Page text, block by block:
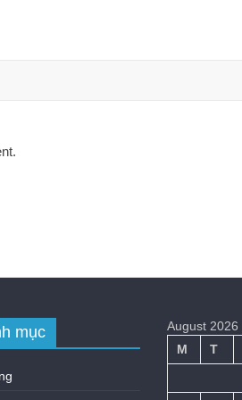
mục
August 2026
M
T